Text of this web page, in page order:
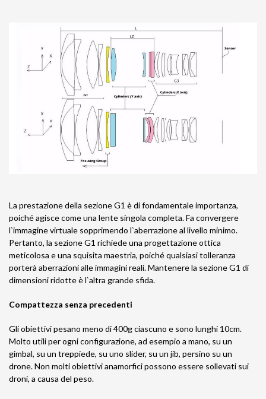
La prestazione della sezione G1 è di fondamentale importanza,
poiché agisce come una lente singola completa. Fa convergere
l`immagine virtuale sopprimendo l`aberrazione al livello minimo.
Pertanto, la sezione G1 richiede una progettazione ottica
meticolosa e una squisita maestria, poiché qualsiasi tolleranza
porterà aberrazioni alle immagini reali. Mantenere la sezione G1 di
dimensioni ridotte è l`altra grande sfida.
Compattezza senza precedenti
Gli obiettivi pesano meno di 400g ciascuno e sono lunghi 10cm.
Molto utili per ogni configurazione, ad esempio a mano, su un
gimbal, su un treppiede, su uno slider, su un jib, persino su un
drone. Non molti obiettivi anamorfici possono essere sollevati sui
droni, a causa del peso.